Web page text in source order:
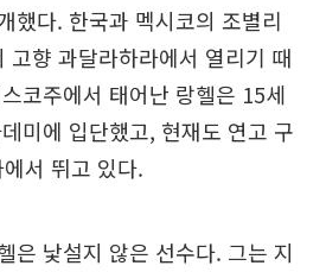
했다. 한국과 멕시코의 조별리
고향 과달라하라에서 열리기 때
코주에서 태어난 랑헬은 15세
미에 입단했고, 현재도 연고 구
서 뛰고 있다.
은 낯설지 않은 선수다. 그는 지